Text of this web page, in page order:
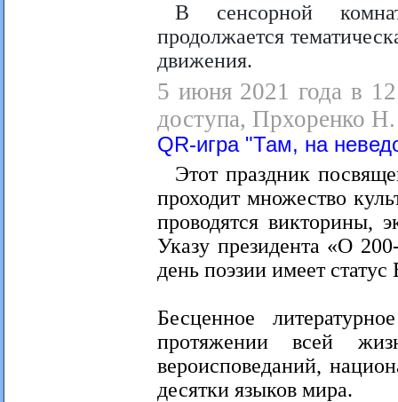
В сенсорной
продолжается
движения.
5 июня 2021 года в
доступа, Прхоренко
QR-игра "Там, на
Этот праздник
проходит множество
проводятся викторины,
Указу президента «О
день поэзии имеет
Бесценное
протяжении всей
вероисповеданий,
десятки языков мира.